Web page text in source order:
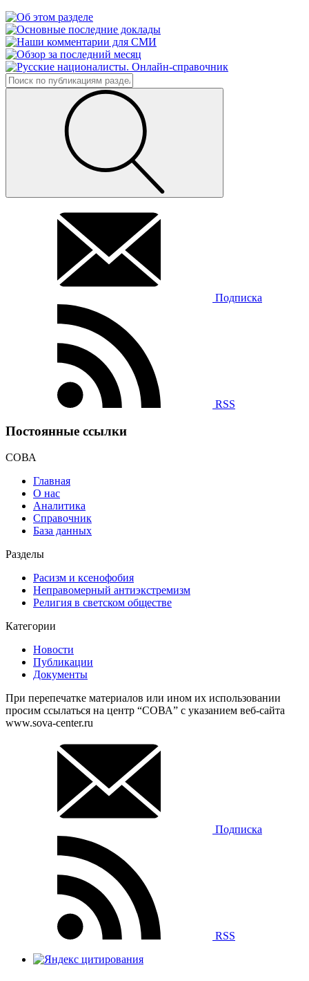
Подписка
RSS
Постоянные ссылки
СОВА
Главная
О нас
Аналитика
Справочник
База данных
Разделы
Расизм и ксенофобия
Неправомерный антиэкстремизм
Религия в светском обществе
Категории
Новости
Публикации
Документы
При перепечатке материалов или ином их использовании
просим ссылаться на центр “СОВА” с указанием веб-сайта
www.sova-center.ru
Подписка
RSS